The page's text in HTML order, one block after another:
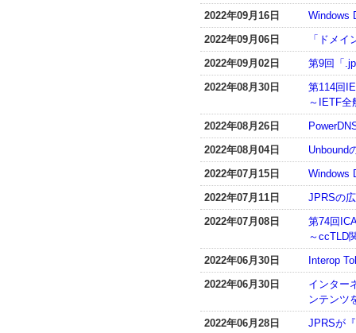
2022年09月16日
Windows
2022年09月06日
「ドメ
2022年09月02日
第9回「
2022年08月30日
第114回
～IETF全
2022年08月26日
2022年08月04日
Unbound
2022年07月15日
Windows
2022年07月11日
JPRSの
2022年07月08日
第74回
～ccTLD
2022年06月30日
Interop
2022年06月30日
インター
ンテンツ
2022年06月28日
JPRSが